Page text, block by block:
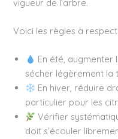
vigueur de l’arbre.
Voici les règles à
En été, augmenter
sécher légèrement la
En hiver, réduire
particulier pour les
Vérifier
doit s’écouler